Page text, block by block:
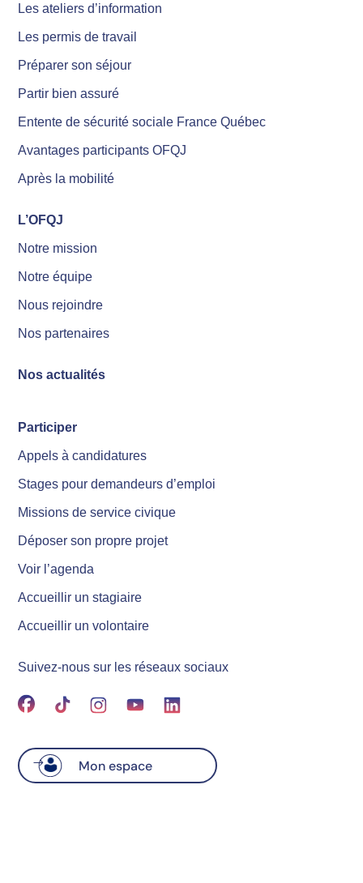
Les ateliers d’information
Les permis de travail
Préparer son séjour
Partir bien assuré
Entente de sécurité sociale France Québec
Avantages participants OFQJ
Après la mobilité
L’OFQJ
Notre mission
Notre équipe
Nous rejoindre
Nos partenaires
Nos actualités
Participer
Appels à candidatures
Stages pour demandeurs d’emploi
Missions de service civique
Déposer son propre projet
Voir l’agenda
Accueillir un stagiaire
Accueillir un volontaire
Suivez-nous sur les réseaux sociaux
Mon espace